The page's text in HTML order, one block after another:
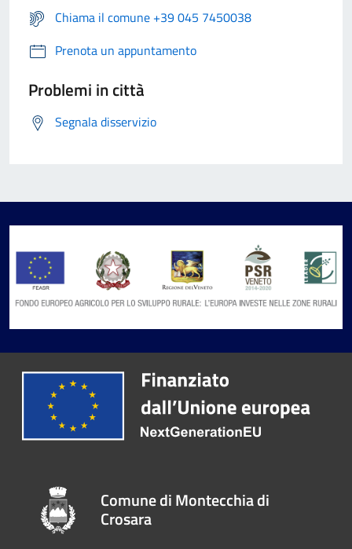
Chiama il comune +39 045 7450038
Prenota un appuntamento
Problemi in città
Segnala disservizio
Comune di Montecchia di
Crosara